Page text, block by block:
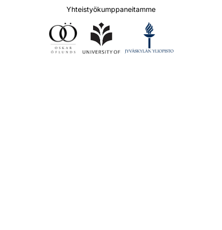
Yhteistyökumppaneitamme